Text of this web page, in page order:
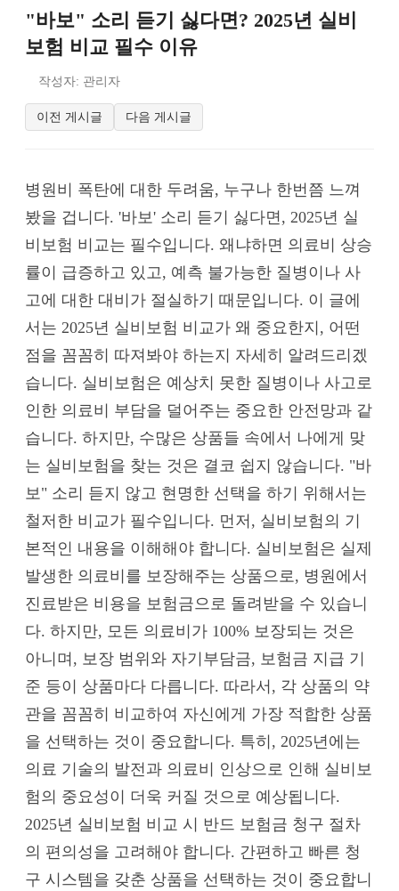
"바보" 소리 듣기 싫다면? 2025년 실비
보험 비교 필수 이유
작성자: 관리자
이전 게시글 다음 게시글
병원비 폭탄에 대한 두려움, 누구나 한번쯤 느껴
봤을 겁니다. '바보' 소리 듣기 싫다면, 2025년 실
비보험 비교는 필수입니다. 왜냐하면 의료비 상승
률이 급증하고 있고, 예측 불가능한 질병이나 사
고에 대한 대비가 절실하기 때문입니다. 이 글에
서는 2025년 실비보험 비교가 왜 중요한지, 어떤
점을 꼼꼼히 따져봐야 하는지 자세히 알려드리겠
습니다. 실비보험은 예상치 못한 질병이나 사고로
인한 의료비 부담을 덜어주는 중요한 안전망과 같
습니다. 하지만, 수많은 상품들 속에서 나에게 맞
는 실비보험을 찾는 것은 결코 쉽지 않습니다. "바
보" 소리 듣지 않고 현명한 선택을 하기 위해서는
철저한 비교가 필수입니다. 먼저, 실비보험의 기
본적인 내용을 이해해야 합니다. 실비보험은 실제
발생한 의료비를 보장해주는 상품으로, 병원에서
진료받은 비용을 보험금으로 돌려받을 수 있습니
다. 하지만, 모든 의료비가 100% 보장되는 것은
아니며, 보장 범위와 자기부담금, 보험금 지급 기
준 등이 상품마다 다릅니다. 따라서, 각 상품의 약
관을 꼼꼼히 비교하여 자신에게 가장 적합한 상품
을 선택하는 것이 중요합니다. 특히, 2025년에는
의료 기술의 발전과 의료비 인상으로 인해 실비보
험의 중요성이 더욱 커질 것으로 예상됩니다.
2025년 실비보험 비교 시 반드 보험금 청구 절차
의 편의성을 고려해야 합니다. 간편하고 빠른 청
구 시스템을 갖춘 상품을 선택하는 것이 중요합니